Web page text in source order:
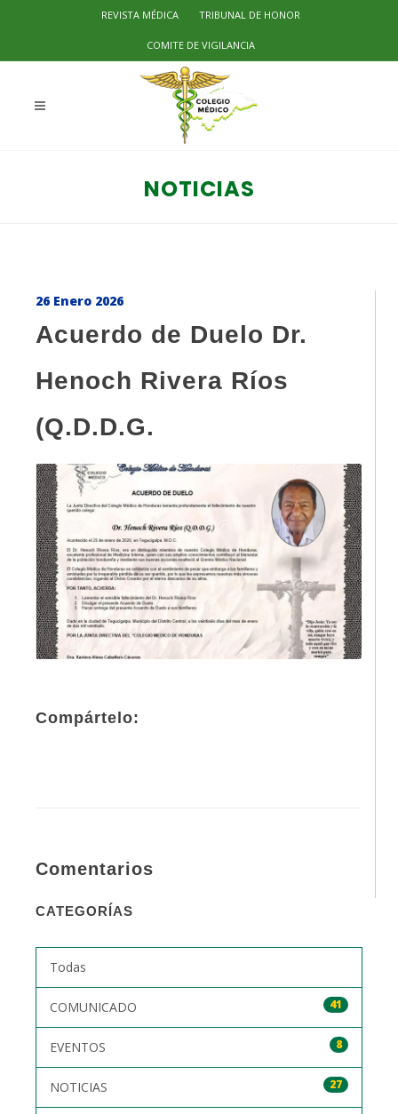
REVISTA MÉDICA TRIBUNAL DE HONOR
COMITE DE VIGILANCIA
NOTICIAS
26 Enero 2026
Acuerdo de Duelo Dr.
Henoch Rivera Ríos
(Q.D.D.G.
Compártelo:
Comentarios
CATEGORÍAS
Todas
41
COMUNICADO
8
EVENTOS
27
NOTICIAS